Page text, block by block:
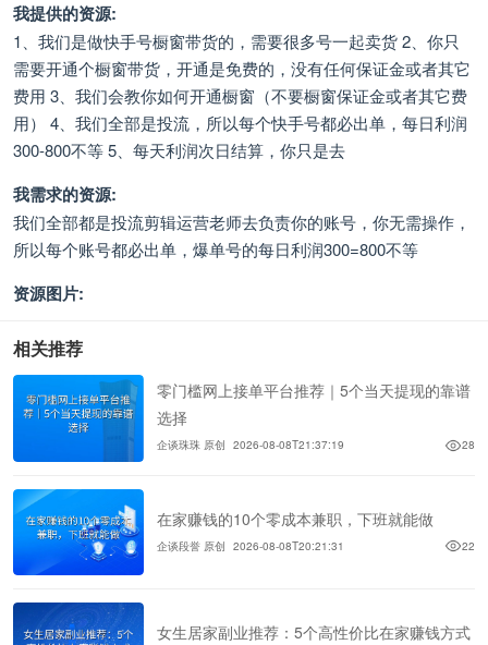
我提供的资源:
1、我们是做快手号橱窗带货的，需要很多号一起卖货 2、你只
需要开通个橱窗带货，开通是免费的，没有任何保证金或者其它
费用 3、我们会教你如何开通橱窗（不要橱窗保证金或者其它费
用） 4、我们全部是投流，所以每个快手号都必出单，每日利润
300-800不等 5、每天利润次日结算，你只是去
我需求的资源:
我们全部都是投流剪辑运营老师去负责你的账号，你无需操作，
所以每个账号都必出单，爆单号的每日利润300=800不等
资源图片:
相关推荐
零门槛网上接单平台推荐｜5个当天提现的靠谱
选择
企谈珠珠 原创 2026-08-08T21:37:19 28
在家赚钱的10个零成本兼职，下班就能做
企谈段誉 原创 2026-08-08T20:21:31 22
女生居家副业推荐：5个高性价比在家赚钱方式